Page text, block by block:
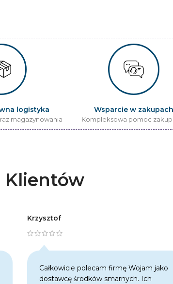
logistyka
magazynowania
Wsparcie w zakupach
Kompleksowa pomoc
Klientów
Krzysztof
Całkowicie polecam firmę Wojam jako
dostawcę środków smarnych. Ich